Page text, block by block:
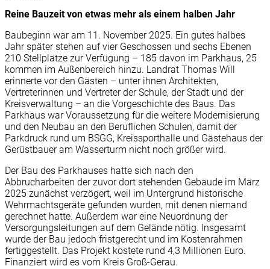
Reine Bauzeit von etwas mehr als einem halben Jahr
Baubeginn war am 11. November 2025. Ein gutes halbes
Jahr später stehen auf vier Geschossen und sechs Ebenen
210 Stellplätze zur Verfügung – 185 davon im Parkhaus, 25
kommen im Außenbereich hinzu. Landrat Thomas Will
erinnerte vor den Gästen – unter ihnen Architekten,
Vertreterinnen und Vertreter der Schule, der Stadt und der
Kreisverwaltung – an die Vorgeschichte des Baus. Das
Parkhaus war Voraussetzung für die weitere Modernisierung
und den Neubau an den Beruflichen Schulen, damit der
Parkdruck rund um BSGG, Kreissporthalle und Gästehaus der
Gerüstbauer am Wasserturm nicht noch größer wird.
Der Bau des Parkhauses hatte sich nach den
Abbrucharbeiten der zuvor dort stehenden Gebäude im März
2025 zunächst verzögert, weil im Untergrund historische
Wehrmachtsgeräte gefunden wurden, mit denen niemand
gerechnet hatte. Außerdem war eine Neuordnung der
Versorgungsleitungen auf dem Gelände nötig. Insgesamt
wurde der Bau jedoch fristgerecht und im Kostenrahmen
fertiggestellt. Das Projekt kostete rund 4,3 Millionen Euro.
Finanziert wird es vom Kreis Groß-Gerau.